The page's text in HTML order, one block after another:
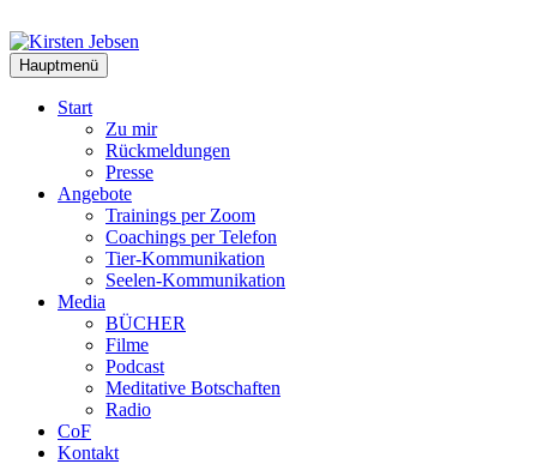
Inhalt
springen
Hauptmenü
Start
Zu mir
Rückmeldungen
Presse
Angebote
Trainings per Zoom
Coachings per Telefon
Tier-Kommunikation
Seelen-Kommunikation
Media
BÜCHER
Filme
Podcast
Meditative Botschaften
Radio
CoF
Kontakt